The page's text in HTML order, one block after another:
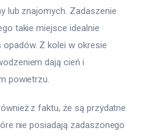
lub znajomych. Zadaszenie
takie miejsce idealnie
Z kolei w okresie
dają cień i
powietrzu.
z faktu, że są przydatne
nie posiadają zadaszonego